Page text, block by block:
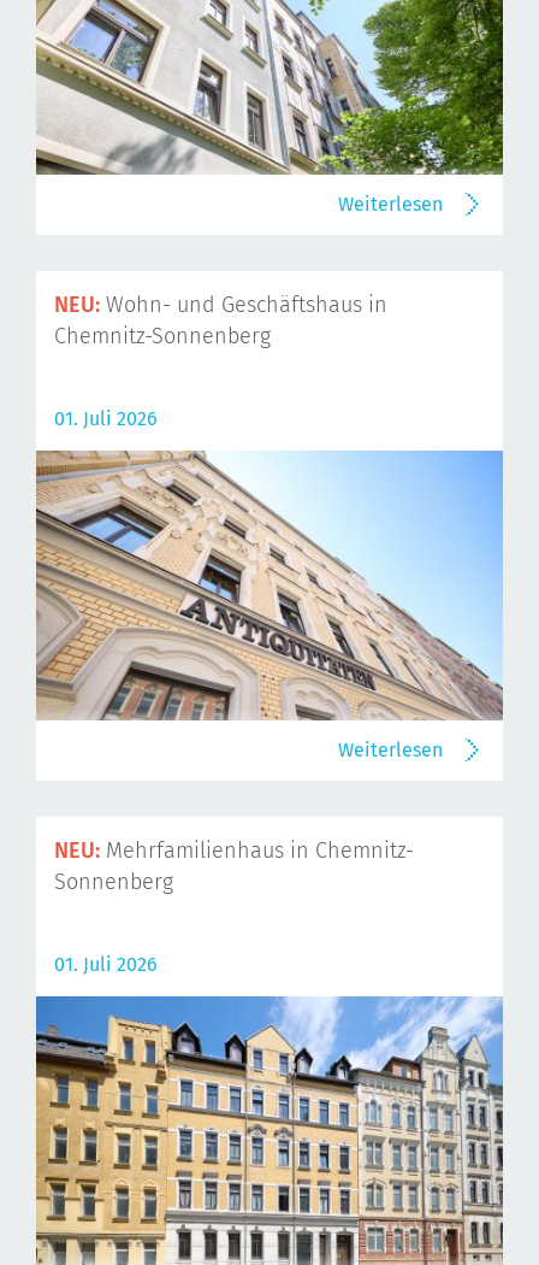
Weiterlesen
NEU: Wohn- und Geschäftshaus in
Chemnitz-Sonnenberg
01. Juli 2026
Weiterlesen
NEU: Mehrfamilienhaus in Chemnitz-
Sonnenberg
01. Juli 2026